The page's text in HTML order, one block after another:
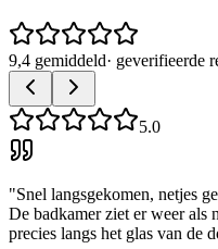
9,4 gemiddeld· geverifieerde
5.0
"Snel langsgekomen, netjes
De badkamer ziet er weer
precies langs het glas van de